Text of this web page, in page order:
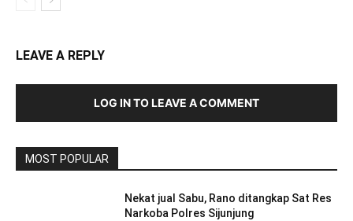
LEAVE A REPLY
LOG IN TO LEAVE A COMMENT
MOST POPULAR
Nekat jual Sabu, Rano ditangkap Sat Res
Narkoba Polres Sijunjung